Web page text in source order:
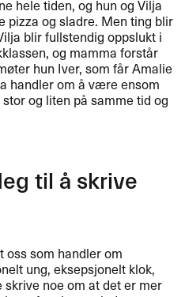
hele tiden, og hun og Vilja
pizza og sladre. Men ting blir
blir fullstendig oppslukt i
og mamma forstår
hun Iver, som får Amalie
handler om å være ensom
og liten på samme tid og
til å skrive
oss som handler om
ung, eksepsjonelt klok,
noe om at det er mer